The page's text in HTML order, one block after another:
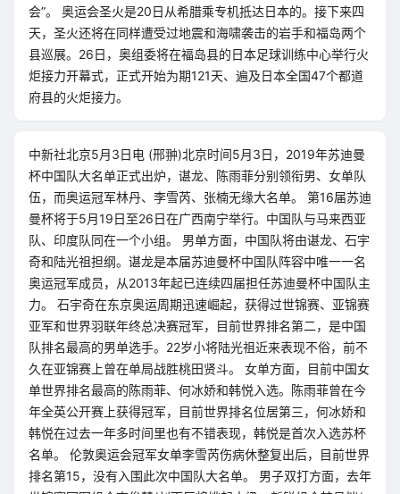
会”。 奥运会圣火是20日从希腊乘专机抵达日本的。接下来四
天，圣火还将在同样遭受过地震和海啸袭击的岩手和福岛两个
县巡展。26日，奥组委将在福岛县的日本足球训练中心举行火
炬接力开幕式，正式开始为期121天、遍及日本全国47个都道
府县的火炬接力。
中新社北京5月3日电 (邢翀)北京时间5月3日，2019年苏迪曼
杯中国队大名单正式出炉，谌龙、陈雨菲分别领衔男、女单队
伍，而奥运冠军林丹、李雪芮、张楠无缘大名单。 第16届苏迪
曼杯将于5月19日至26日在广西南宁举行。中国队与马来西亚
队、印度队同在一个小组。 男单方面，中国队将由谌龙、石宇
奇和陆光祖担纲。谌龙是本届苏迪曼杯中国队阵容中唯一一名
奥运冠军成员，从2013年起已连续四届担任苏迪曼杯中国队主
力。 石宇奇在东京奥运周期迅速崛起，获得过世锦赛、亚锦赛
亚军和世界羽联年终总决赛冠军，目前世界排名第二，是中国
队排名最高的男单选手。22岁小将陆光祖近来表现不俗，前不
久在亚锦赛上曾在单局战胜桃田贤斗。 女单方面，目前中国女
单世界排名最高的陈雨菲、何冰娇和韩悦入选。陈雨菲曾在今
年全英公开赛上获得冠军，目前世界排名位居第三，何冰娇和
韩悦在过去一年多时间里也有不错表现，韩悦是首次入选苏杯
名单。 伦敦奥运会冠军女单李雪芮伤病休整复出后，目前世界
排名第15，没有入围此次中国队大名单。 男子双打方面，去年